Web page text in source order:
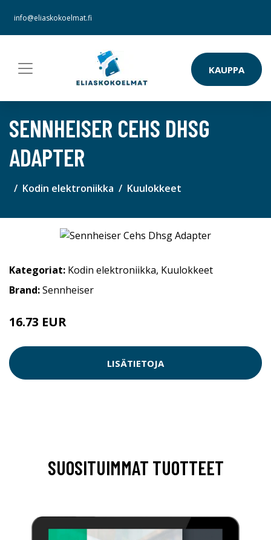
info@eliaskokoelmat.fi
KAUPPA
SENNHEISER CEHS DHSG
ADAPTER
Kodin elektroniikka Kuulokkeet
Kategoriat: Kodin elektroniikka, Kuulokkeet
Brand:Sennheiser
16.73 EUR
LISÄTIETOJA
SUOSITUIMMAT TUOTTEET